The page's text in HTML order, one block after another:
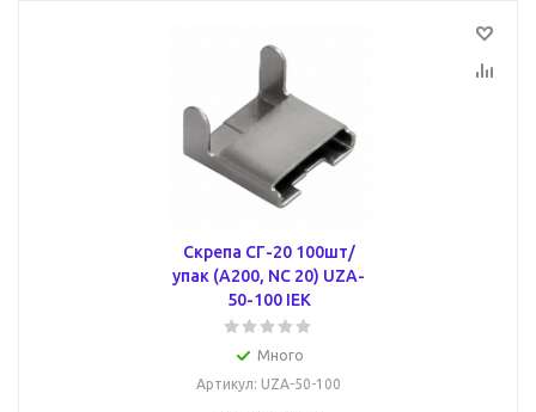
Скрепа СГ-20 100шт/
упак (A200, NC 20) UZA-
50-100 IEK
Много
Артикул: UZA-50-100